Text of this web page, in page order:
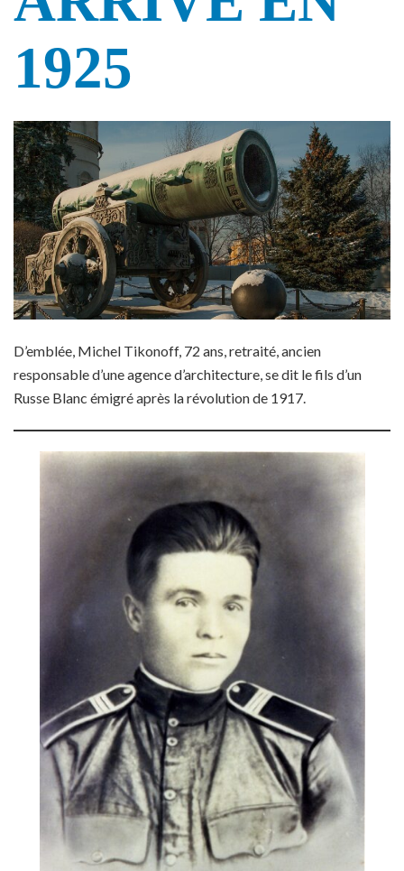
1925
D’emblée, Michel Tikonoff, 72 ans, retraité, ancien
responsable d’une agence d’architecture, se dit le fils d’un
Russe Blanc émigré après la révolution de 1917.